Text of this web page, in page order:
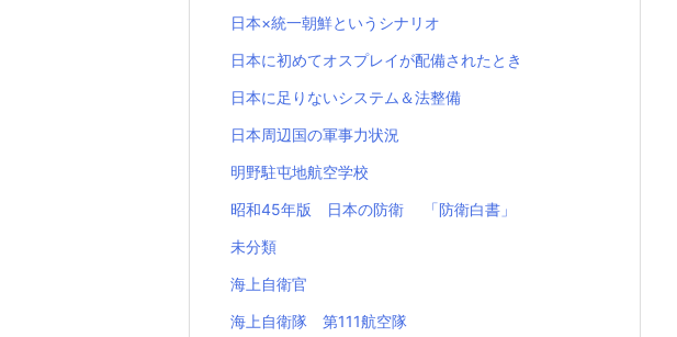
日本×統一朝鮮というシナリオ
日本に初めてオスプレイが配備されたとき
日本に足りないシステム＆法整備
日本周辺国の軍事力状況
明野駐屯地航空学校
昭和45年版 日本の防衛 「防衛白書」
未分類
海上自衛官
海上自衛隊 第111航空隊